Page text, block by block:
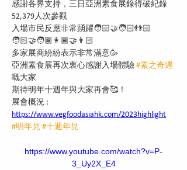
感謝各界支持，三日亞洲素食展錄得破紀錄
52,379人次參觀
入場市民反應非常踴躍🧑🏻‍🤝‍🧑🏻👬🏻
🧑🏻‍🤝‍🧑🏾👩🏾‍🤝‍👨🏻
多家展商紛紛表示非常滿意🥳
亞洲素食展再次衷心感謝入場體驗 #素之奇遇
嘅大家
期待明年十週年與大家再會🥰！
展會概況 :
https://www.vegfoodasiahk.com/2023highlight
#明年見 #十週年見
https://www.youtube.com/watch?v=P-
3_Uy2X_E4